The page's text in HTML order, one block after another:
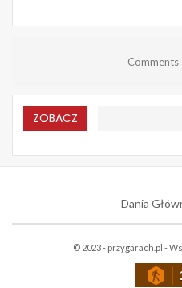
Comments
ZOBACZ
Dania
© 2023 - przygarach.pl -